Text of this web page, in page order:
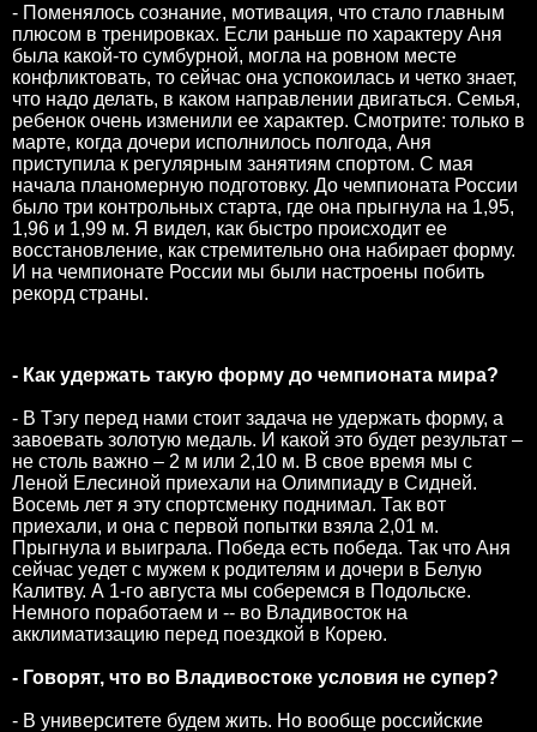
- Поменялось сознание, мотивация, что стало главным
плюсом в тренировках. Если раньше по характеру Аня
была какой-то сумбурной, могла на ровном месте
конфликтовать, то сейчас она успокоилась и четко знает,
что надо делать, в каком направлении двигаться. Семья,
ребенок очень изменили ее характер. Смотрите: только в
марте, когда дочери исполнилось полгода, Аня
приступила к регулярным занятиям спортом. С мая
начала планомерную подготовку. До чемпионата России
было три контрольных старта, где она прыгнула на 1,95,
1,96 и 1,99 м. Я видел, как быстро происходит ее
восстановление, как стремительно она набирает форму.
И на чемпионате России мы были настроены побить
рекорд страны.
- Как удержать такую форму до чемпионата мира?
- В Тэгу перед нами стоит задача не удержать форму, а
завоевать золотую медаль. И какой это будет результат –
не столь важно – 2 м или 2,10 м. В свое время мы с
Леной Елесиной приехали на Олимпиаду в Сидней.
Восемь лет я эту спортсменку поднимал. Так вот
приехали, и она с первой попытки взяла 2,01 м.
Прыгнула и выиграла. Победа есть победа. Так что Аня
сейчас уедет с мужем к родителям и дочери в Белую
Калитву. А 1-го августа мы соберемся в Подольске.
Немного поработаем и -- во Владивосток на
акклиматизацию перед поездкой в Корею.
- Говорят, что во Владивостоке условия не супер?
- В университете будем жить. Но вообще российские